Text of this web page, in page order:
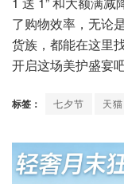
了购物效率，无论
货族，都能在这里
开启这场美护盛宴
标签： 七夕节 天猫